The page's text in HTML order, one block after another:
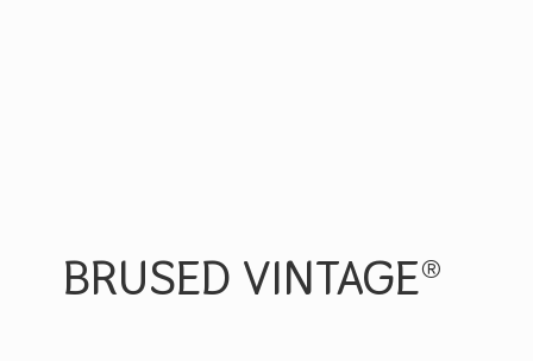
BRUSED VINTAGE®